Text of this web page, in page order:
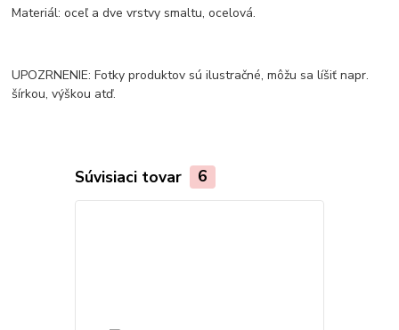
Materiál: oceľ a dve vrstvy smaltu, ocelová.
UPOZRNENIE: Fotky produktov sú ilustračné, môžu sa líšiť napr.
šírkou, výškou atď.
Súvisiaci tovar 6